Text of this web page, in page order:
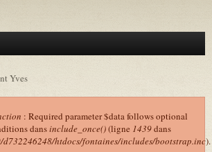
Yves
d'erreur
: Required parameter $data follows optional
dansinclude_once()(ligne 1439dans
d732246248/htdocs/fontaines/includes/bootstrap.inc).